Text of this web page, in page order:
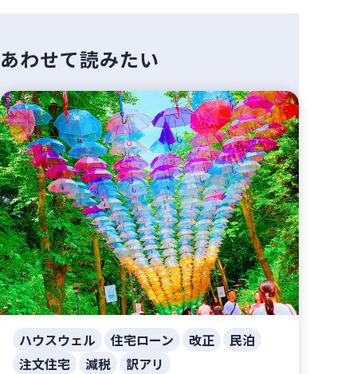
あわせて読みたい
ハウスウェル 住宅ローン 改正
民泊
注文住宅
減税 訳アリ